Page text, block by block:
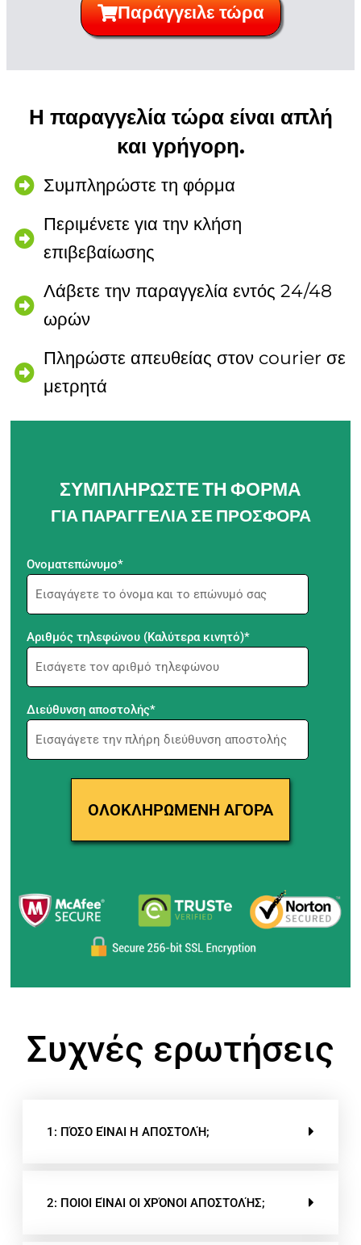
Παράγγειλε τώρα
Η παραγγελία τώρα είναι απλή
και γρήγορη.
Συμπληρώστε τη φόρμα
Περιμένετε για την κλήση
επιβεβαίωσης
Λάβετε την παραγγελία εντός 24/48
ωρών
Πληρώστε απευθείας στον courier σε
μετρητά
ΣΥΜΠΛΗΡΩΣΤΕ ΤΗ ΦΟΡΜΑ
ΓΙΑ ΠΑΡΑΓΓΕΛΙΑ ΣΕ ΠΡΟΣΦΟΡΑ
Ονοματεπώνυμο*
Αριθμός τηλεφώνου (Καλύτερα κινητό)*
Διεύθυνση αποστολής*
Συχνές ερωτήσεις
1: ΠΌΣΟ ΕΊΝΑΙ Η ΑΠΟΣΤΟΛΉ;
2: ΠΟΙΟΙ ΕΊΝΑΙ ΟΙ ΧΡΌΝΟΙ ΑΠΟΣΤΟΛΉΣ;